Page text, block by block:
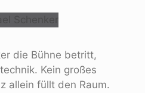
die Bühne betritt,
Kein großes
allein füllt den Raum.